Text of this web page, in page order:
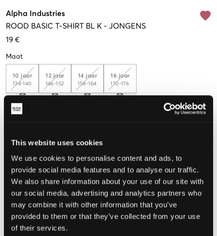
This website uses cookies
We use cookies to personalise content and ads, to
provide social media features and to analyse our traffic.
We also share information about your use of our site with
our social media, advertising and analytics partners who
may combine it with other information that you’ve
provided to them or that they’ve collected from your use
of their services.
Alpha Industries
ROOD BASIC T-SHIRT BL K - JONGENS
19 €
Maat
10 jaar
134-140
12 jaar
146-152
14 jaar
158-164
16 jaar
170-176
Te klein Perfect
MAATTABEL
KIES EEN MAAT
Snelle levering
Gratis verzending vanaf €69